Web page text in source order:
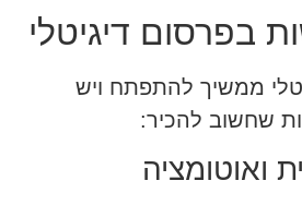
בפרסום דיגיטלי
ממשיך להתפתח ויש
שחשוב להכיר:
ואוטומציה